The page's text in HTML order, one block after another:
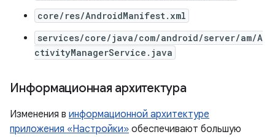
core/res/AndroidManifest.xml
services/core/java/com/android/server/am/A
ctivityManagerService.java
Информационная архитектура
Изменения в информационной архитектуре
приложения «Настройки» обеспечивают большую